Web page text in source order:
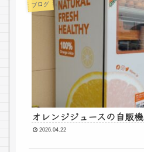
ブログ
オレンジジュースの自販機
2026.04.22